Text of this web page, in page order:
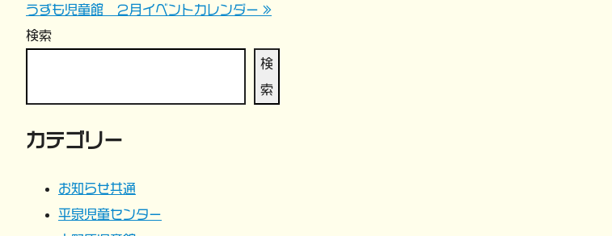
稿
ビ
ゲ
うずも児童館 ２月イベントカレンダー »
検索
検
索
カテゴリー
お知らせ共通
平泉児童センター